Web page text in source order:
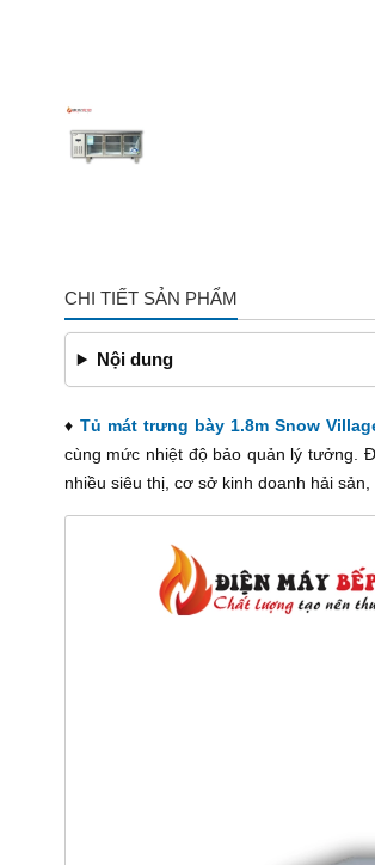
CHI TIẾT SẢN PHẨM
Nội dung
♦ Tủ mát trưng bày 1.8m Snow
cùng mức nhiệt độ bảo quản lý tưởng.
nhiều siêu thị, cơ sở kinh doanh hải